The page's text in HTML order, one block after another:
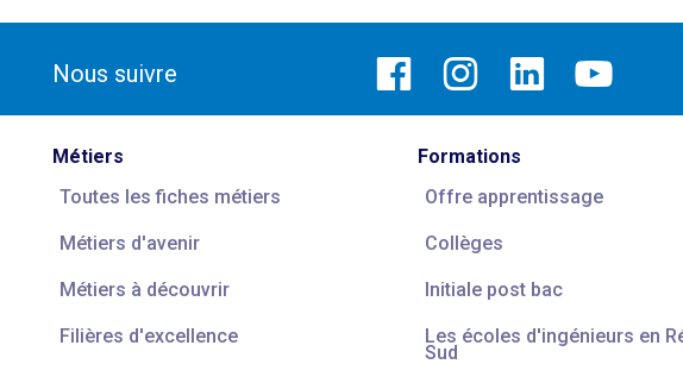
Nous suivre
Métiers
Toutes les fiches métiers
Métiers d'avenir
Métiers à découvrir
Filières d'excellence
Formations
Offre apprentissage
Collèges
Initiale post bac
Les écoles d'ingénieurs en
Sud